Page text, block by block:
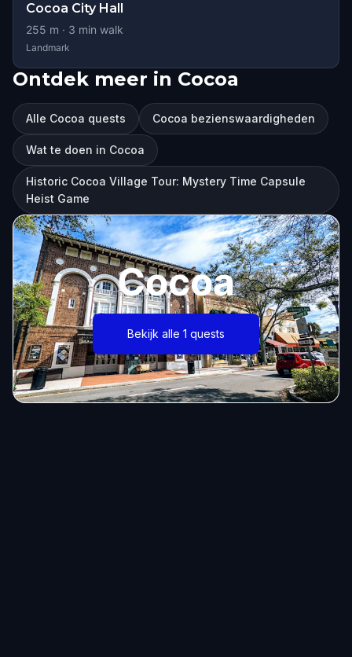
Cocoa City Hall
255 m · 3 min walk
Landmark
Ontdek meer in Cocoa
Alle Cocoa quests Cocoa bezienswaardigheden
Wat te doen in Cocoa
Historic Cocoa Village Tour: Mystery Time Capsule
Heist Game
Cocoa
Bekijk alle 1 quests